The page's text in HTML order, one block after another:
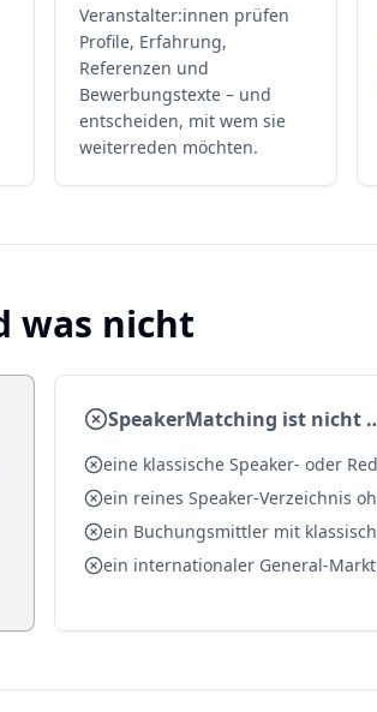
Veranstalter:innen prüfen
Profile, Erfahrung,
Referenzen und
Bewerbungstexte – und
entscheiden, mit wem sie
weiterreden möchten.
was nicht
SpeakerMatching ist nicht
eine klassische Speaker- oder
ein reines Speaker-Verzeichnis
ein Buchungsmittler mit
ein internationaler General-